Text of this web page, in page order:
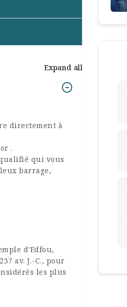
Expand all
directement à
.
qui vous
barrage,
d'Edfou,
av. J.-C., pour
les plus